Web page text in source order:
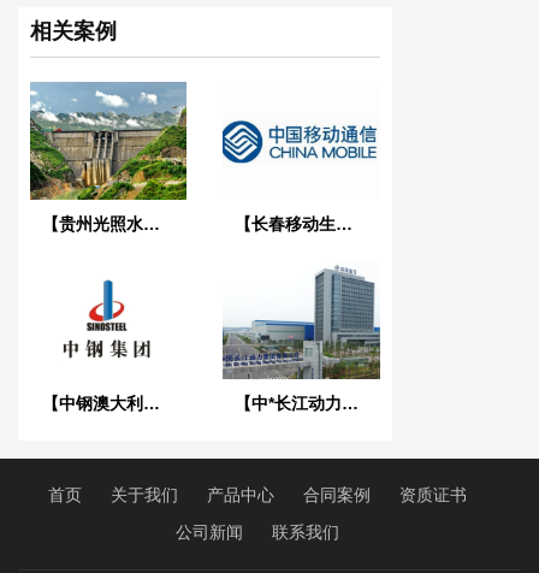
相关案例
【贵州光照水电站】耐油橡胶接头合同 【长春移动生产中心项目】单球橡胶接头合同
【中钢澳大利亚罗克兰兹铜矿项目】橡胶接头合同 【中*长江动力集团】橡胶接头合同
首页 关于我们 产品中心 合同案例
资质证书
公司新闻
联系我们